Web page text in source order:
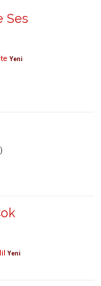
Ses
Yeni
Yeni